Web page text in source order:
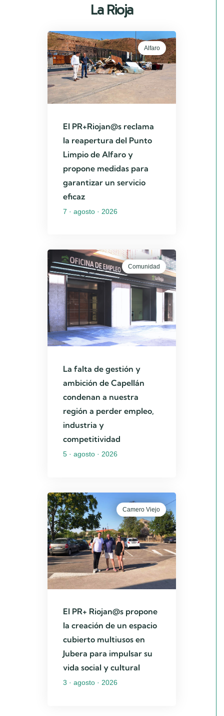
La Rioja
Alfaro
El PR+Riojan@s reclama
la reapertura del Punto
Limpio de Alfaro y
propone medidas para
garantizar un servicio
eficaz
7 · agosto · 2026
Comunidad
La falta de gestión y
ambición de Capellán
condenan a nuestra
región a perder empleo,
industria y
competitividad
5 · agosto · 2026
Camero Viejo
El PR+ Riojan@s propone
la creación de un espacio
cubierto multiusos en
Jubera para impulsar su
vida social y cultural
3 · agosto · 2026